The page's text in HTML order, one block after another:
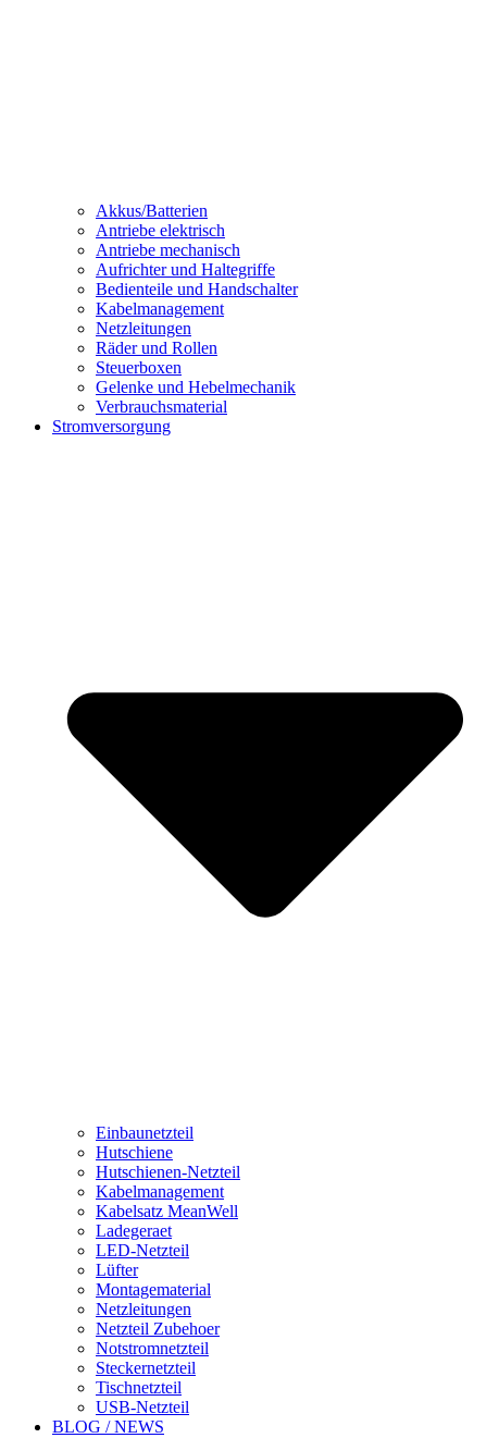
Akkus/Batterien
Antriebe elektrisch
Antriebe mechanisch
Aufrichter und Haltegriffe
Bedienteile und Handschalter
Kabelmanagement
Netzleitungen
Räder und Rollen
Steuerboxen
Gelenke und Hebelmechanik
Verbrauchsmaterial
Stromversorgung
Einbaunetzteil
Hutschiene
Hutschienen-Netzteil
Kabelmanagement
Kabelsatz MeanWell
Ladegeraet
LED-Netzteil
Lüfter
Montagematerial
Netzleitungen
Netzteil Zubehoer
Notstromnetzteil
Steckernetzteil
Tischnetzteil
USB-Netzteil
BLOG / NEWS